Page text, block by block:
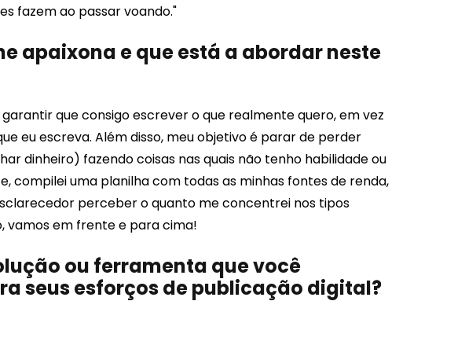
fazem ao passar voando."
apaixona e que está a abordar neste
que consigo escrever o que realmente quero, em vez
eu escreva. Além disso, meu objetivo é parar de perder
dinheiro) fazendo coisas nas quais não tenho habilidade ou
compilei uma planilha com todas as minhas fontes de renda,
perceber o quanto me concentrei nos tipos
vamos em frente e para cima!
ou ferramenta que você
seus esforços de publicação digital?